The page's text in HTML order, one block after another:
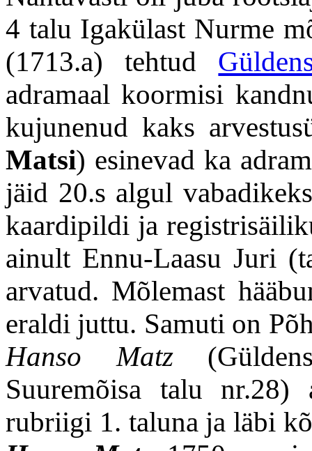
4 talu Igakülast Nurme
(1713.a) tehtud
adramaal koormisi
kujunenud kaks
Matsi) esinevad ka
jäid 20.s algul
kaardipildi ja
ainult Ennu-Laasu Juri
arvatud. Mõlemast
eraldi juttu. Samuti on
Hanso Matz
Suuremõisa talu nr.28)
rubriigi 1. taluna ja läbi